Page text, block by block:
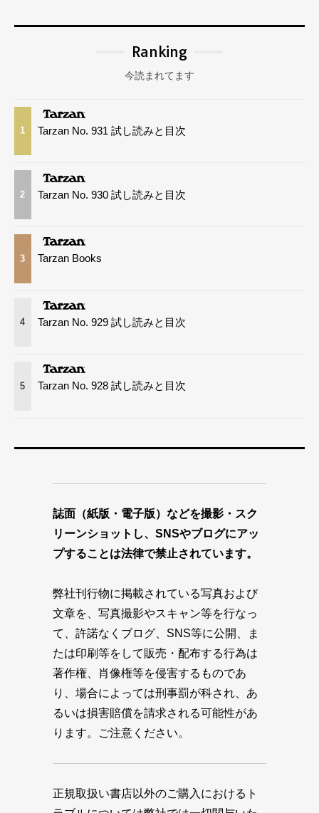
Ranking
今読まれてます
1 Tarzan No. 931 試し読みと目次
2 Tarzan No. 930 試し読みと目次
3 Tarzan Books
4 Tarzan No. 929 試し読みと目次
5 Tarzan No. 928 試し読みと目次
誌面（紙版・電子版）などを撮影・スク
リーンショットし、SNSやブログにアッ
プすることは法律で禁止されています。
弊社刊行物に掲載されている写真および
文章を、写真撮影やスキャン等を行なっ
て、許諾なくブログ、SNS等に公開、ま
たは印刷等をして販売・配布する行為は
著作権、肖像権等を侵害するものであ
り、場合によっては刑事罰が科され、あ
るいは損害賠償を請求される可能性があ
ります。ご注意ください。
正規取扱い書店以外のご購入におけるト